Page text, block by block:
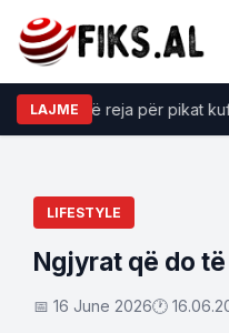
LAJME
më të reja për pikat
LIFESTYLE
Ngjyrat që do
📅 16 June 2026🕐